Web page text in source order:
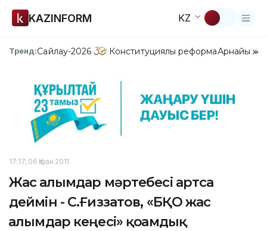
KAZINFORM KZ
Тренд:Сайлау-2026 Конституциялық реформаАрнайы
17:17, 06 Қазан 2011
Жас ғалымдар мәртебесі артса
деймін - С.Ғиззатов, «БҚО жас
ғалымдар кеңесі» қоғамдық